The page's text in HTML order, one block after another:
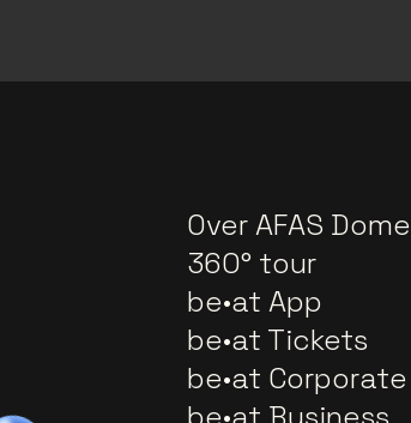
Over AFAS Dome
360° tour
be•at App
be•at Tickets
be•at Corporate